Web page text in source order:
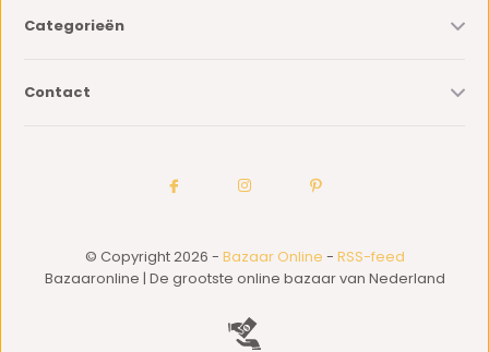
Categorieën
Contact
© Copyright 2026 - Bazaar Online - RSS-feed
Bazaaronline | De grootste online bazaar van Nederland